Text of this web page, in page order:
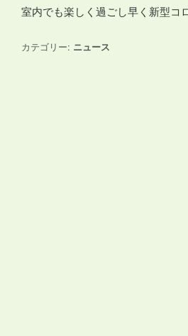
室内でも楽しく過ごし早く新型コ
カテゴリー: ニュース